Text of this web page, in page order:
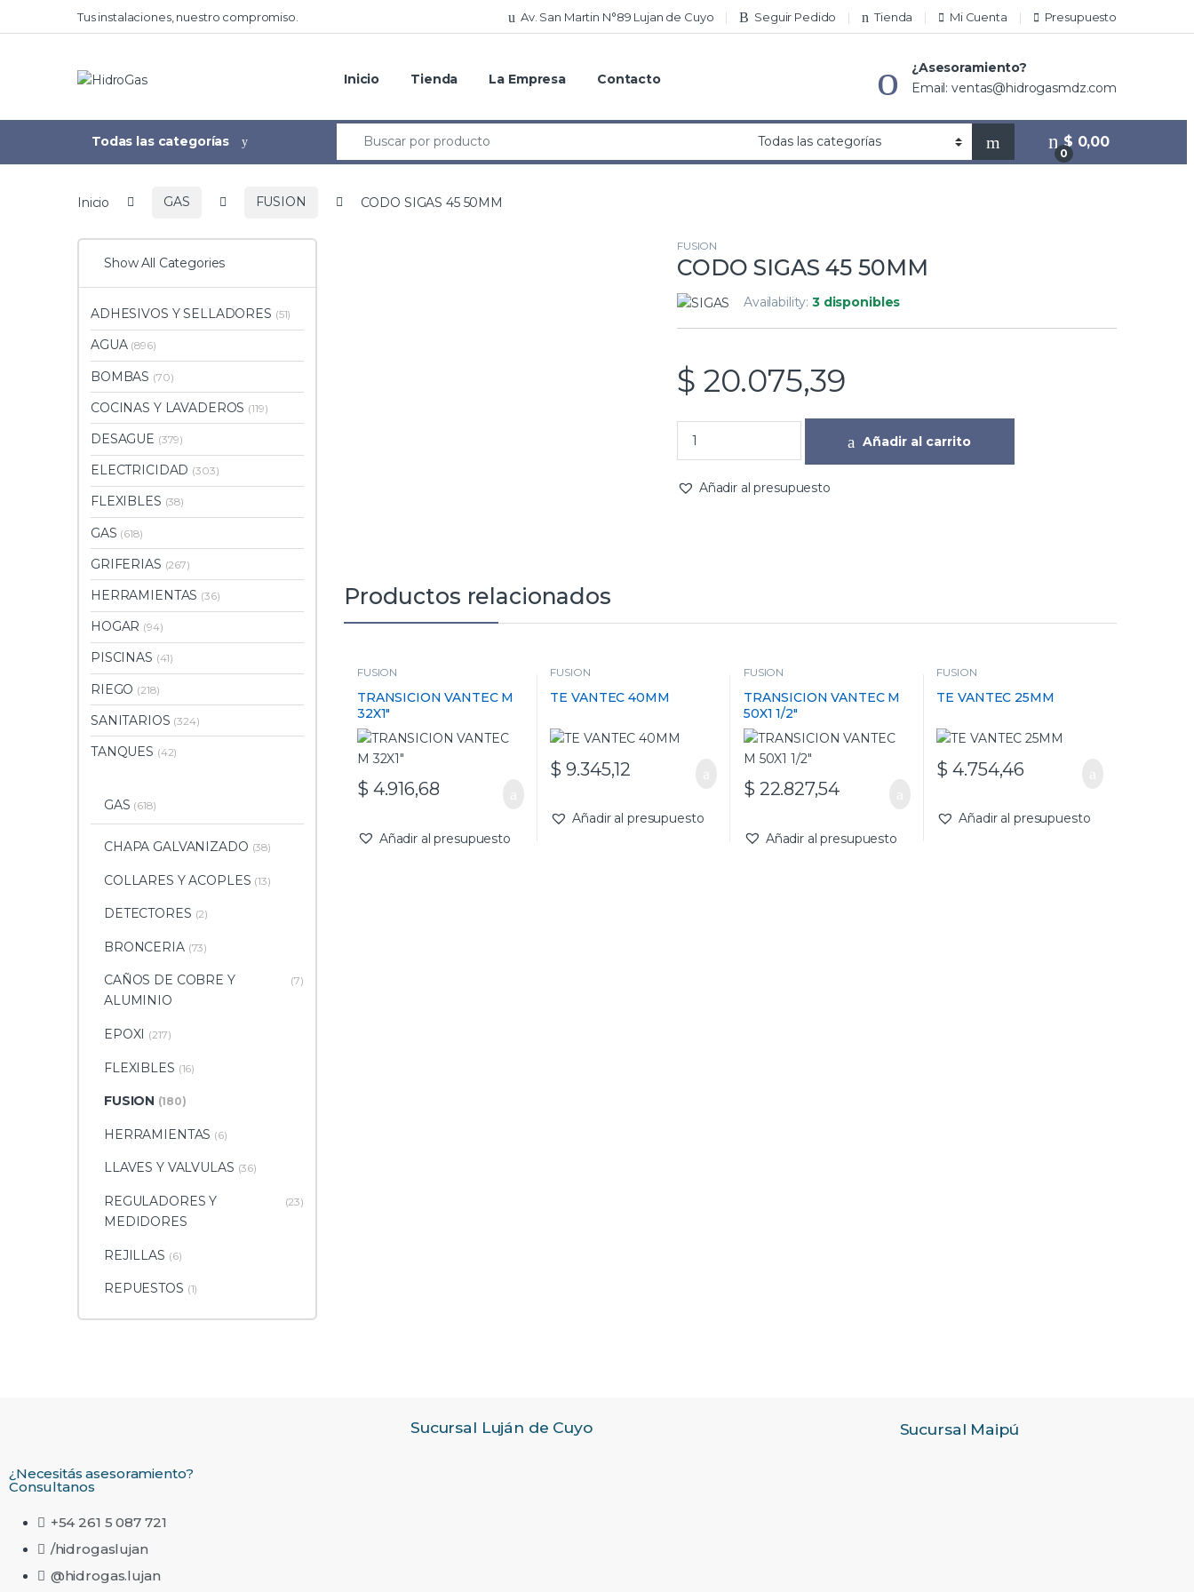
Tus instalaciones, nuestro compromiso. Av. San Martin N°89 Lujan de Cuyo Seguir Pedido Tienda Mi Cuenta Presupuesto
Inicio Tienda La Empresa Contacto
¿Asesoramiento?
Email: ventas@hidrogasmdz.com
Todas las categorías
0
$ 0,00
Inicio GAS FUSION CODO SIGAS 45 50MM
FUSION
CODO SIGAS 45 50MM
Availability:3 disponibles
$ 20.075,39
Añadir al carrito
Añadir al presupuesto
Productos relacionados
FUSION
TRANSICION VANTEC M
32X1″
$ 4.916,68
Añadir al presupuesto
FUSION
TE VANTEC 40MM
$ 9.345,12
Añadir al presupuesto
FUSION
TRANSICION VANTEC M
50X1 1/2″
$ 22.827,54
Añadir al presupuesto
FUSION
TE VANTEC 25MM
$ 4.754,46
Añadir al presupuesto
Show All Categories
ADHESIVOS Y SELLADORES (51)
AGUA (896)
BOMBAS (70)
COCINAS Y LAVADEROS (119)
DESAGUE (379)
ELECTRICIDAD (303)
FLEXIBLES (38)
GAS (618)
GRIFERIAS (267)
HERRAMIENTAS (36)
HOGAR (94)
PISCINAS (41)
RIEGO (218)
SANITARIOS (324)
TANQUES (42)
GAS (618)
CHAPA GALVANIZADO (38)
COLLARES Y ACOPLES (13)
DETECTORES (2)
BRONCERIA (73)
CAÑOS DE COBRE Y
ALUMINIO
(7)
EPOXI (217)
FLEXIBLES (16)
FUSION (180)
HERRAMIENTAS (6)
LLAVES Y VALVULAS (36)
REGULADORES Y
MEDIDORES
(23)
REJILLAS (6)
REPUESTOS (1)
¿Necesitás asesoramiento?
Consultanos
+54 261 5 087 721
/hidrogaslujan
@hidrogas.lujan
Sucursal Luján de Cuyo Sucursal Maipú